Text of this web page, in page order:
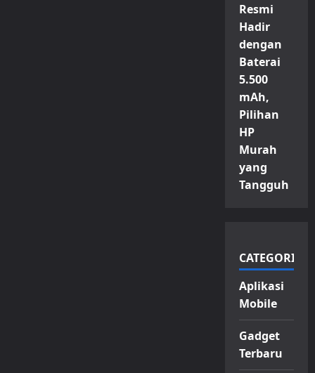
Resmi
Hadir
dengan
Baterai
5.500
mAh,
Pilihan
HP
Murah
yang
Tangguh
CATEGORIES
Aplikasi
Mobile
Gadget
Terbaru